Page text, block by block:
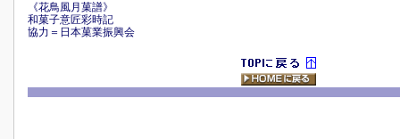
《花鳥風月菓譜》
和菓子意匠彩時記
協力＝日本菓業振興会